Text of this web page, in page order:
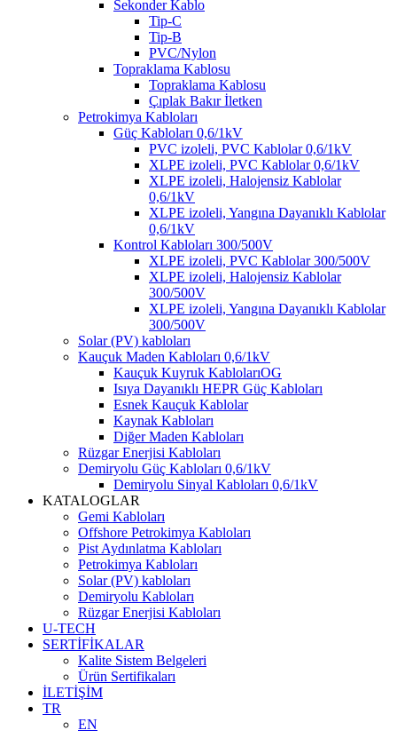
Sekonder Kablo
Tip-C
Tip-B
PVC/Nylon
Topraklama Kablosu
Topraklama Kablosu
Çıplak Bakır İletken
Petrokimya Kabloları
Güç Kabloları 0,6/1kV
PVC izoleli, PVC Kablolar 0,6/1kV
XLPE izoleli, PVC Kablolar 0,6/1kV
XLPE izoleli, Halojensiz Kablolar
0,6/1kV
XLPE izoleli, Yangına Dayanıklı Kablolar
0,6/1kV
Kontrol Kabloları 300/500V
XLPE izoleli, PVC Kablolar 300/500V
XLPE izoleli, Halojensiz Kablolar
300/500V
XLPE izoleli, Yangına Dayanıklı Kablolar
300/500V
Solar (PV) kabloları
Kauçuk Maden Kabloları 0,6/1kV
Kauçuk Kuyruk KablolarıOG
Isıya Dayanıklı HEPR Güç Kabloları
Esnek Kauçuk Kablolar
Kaynak Kabloları
Diğer Maden Kabloları
Rüzgar Enerjisi Kabloları
Demiryolu Güç Kabloları 0,6/1kV
Demiryolu Sinyal Kabloları 0,6/1kV
KATALOGLAR
Gemi Kabloları
Offshore Petrokimya Kabloları
Pist Aydınlatma Kabloları
Petrokimya Kabloları
Solar (PV) kabloları
Demiryolu Kabloları
Rüzgar Enerjisi Kabloları
U-TECH
SERTİFİKALAR
Kalite Sistem Belgeleri
Ürün Sertifikaları
İLETİŞİM
TR
EN